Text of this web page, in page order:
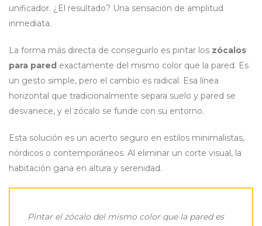
unificador. ¿El resultado? Una sensación de amplitud
inmediata.
La forma más directa de conseguirlo es pintar los zócalos
para pared exactamente del mismo color que la pared. Es
un gesto simple, pero el cambio es radical. Esa línea
horizontal que tradicionalmente separa suelo y pared se
desvanece, y el zócalo se funde con su entorno.
Esta solución es un acierto seguro en estilos minimalistas,
nórdicos o contemporáneos. Al eliminar un corte visual, la
habitación gana en altura y serenidad.
Pintar el zócalo del mismo color que la pared es